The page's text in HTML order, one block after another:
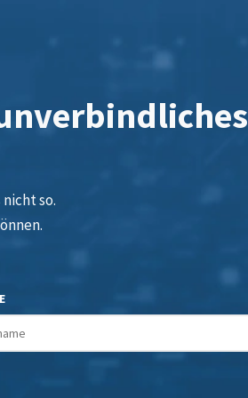
so.